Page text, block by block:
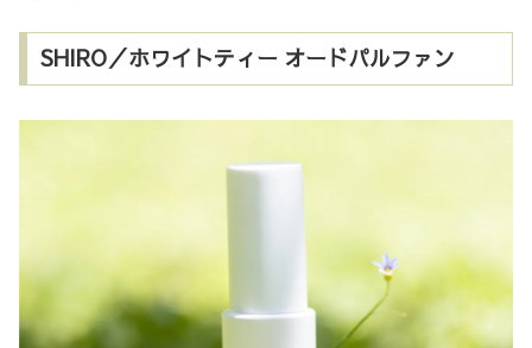
SHIRO／ホワイトティー オードパルファン